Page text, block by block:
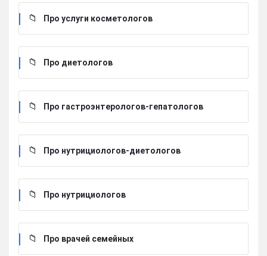
Про услуги косметологов
Про диетологов
Про гастроэнтерологов-гепатологов
Про нутрициологов-диетологов
Про нутрициологов
Про врачей семейных